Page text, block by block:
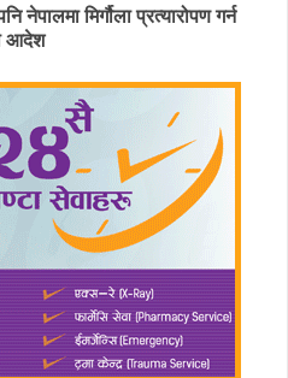
नेपालमा मिर्गौला प्रत्यारोपण गर्न
आदेश